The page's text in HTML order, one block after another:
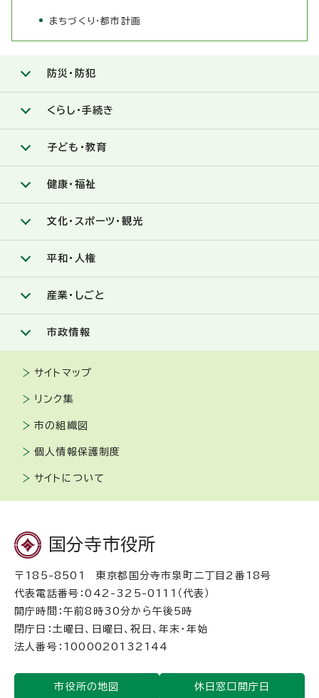
まちづくり・都市計画
防災・防犯
くらし・手続き
子ども・教育
健康・福祉
文化・スポーツ・観光
平和・人権
産業・しごと
市政情報
サイトマップ
リンク集
市の組織図
個人情報保護制度
サイトについて
国分寺市役所
〒185-8501 東京都国分寺市泉町二丁目2番18号
代表電話番号：042-325-0111（代表）
開庁時間：午前8時30分から午後5時
閉庁日：土曜日、日曜日、祝日、年末・年始
法人番号：1000020132144
市役所の地図 休日窓口開庁日